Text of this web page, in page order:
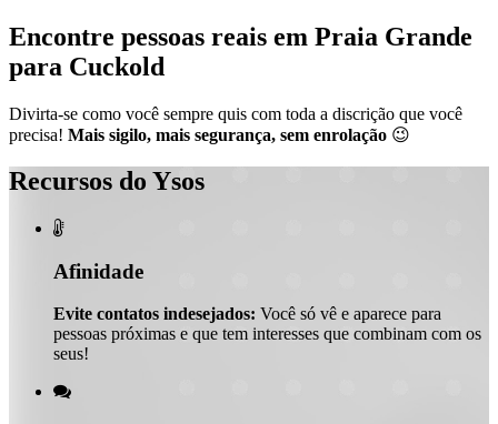
Encontre pessoas reais em Praia Grande
para Cuckold
Divirta-se como você sempre quis com toda a discrição que você
precisa! Mais sigilo, mais segurança, sem enrolação 😉
Recursos do Ysos

Afinidade
Evite contatos indesejados: Você só vê e aparece para
pessoas próximas e que tem interesses que combinam com os
seus!
